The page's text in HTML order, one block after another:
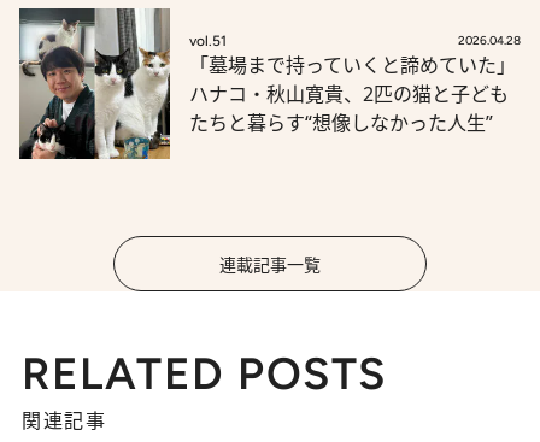
vol.51 2026.04.28
「墓場まで持っていくと諦めていた」
ハナコ・秋山寛貴、2匹の猫と子ども
たちと暮らす“想像しなかった人生”
連載記事一覧
RELATED POSTS
関連記事